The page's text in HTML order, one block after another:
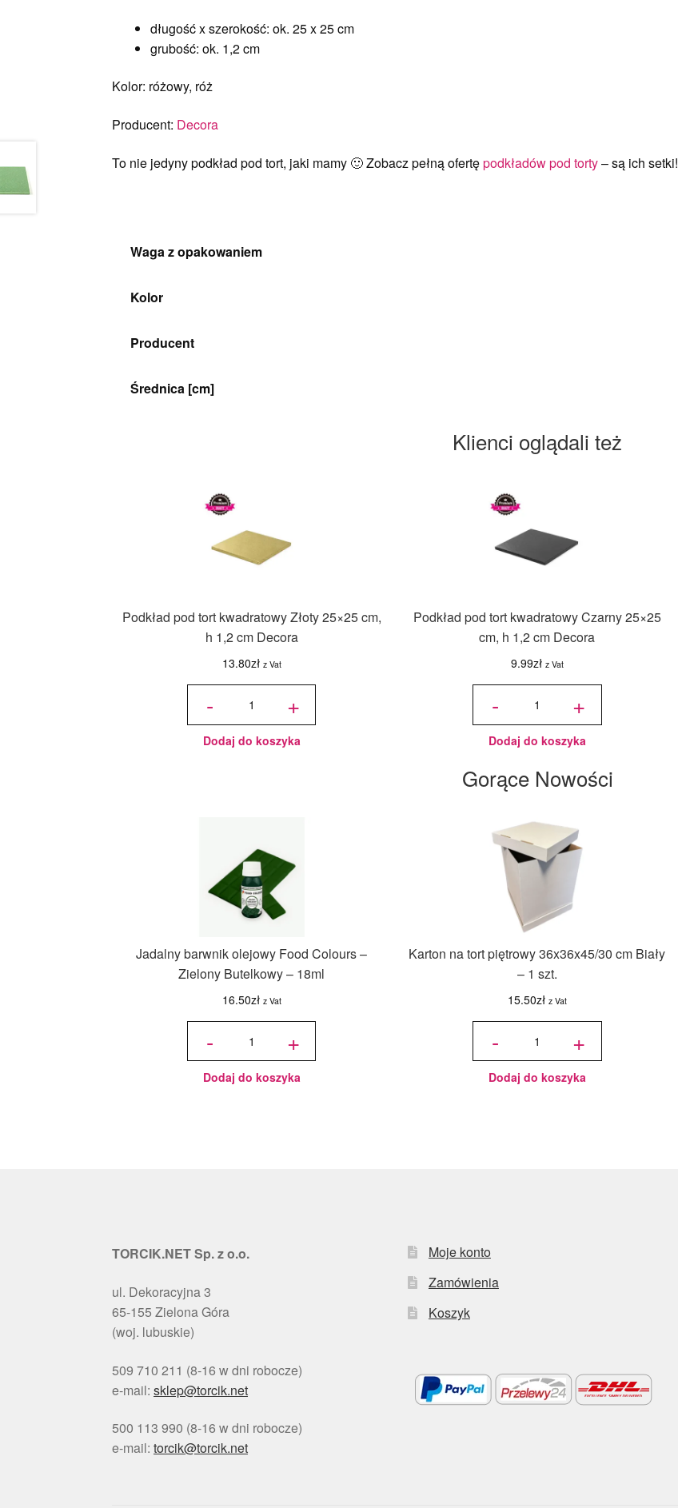
długość x szerokość: ok. 25 x 25 cm
grubość: ok. 1,2 cm
Kolor: różowy, róż
Producent: Decora
To nie jedyny podkład pod tort, jaki mamy 🙂 Zobacz pełną ofertępodkładów pod torty– są ich setki!
Waga z opakowaniem
Kolor
Producent
Średnica [cm]
Klienci oglądali też
Podkład pod tort kwadratowy Złoty 25×25 cm,
h 1,2 cm Decora
13.80zł z Vat
-
ilość
kwadratowy
Złoty 25x25 +
Dodaj do koszyka
Podkład pod tort kwadratowy Czarny 25×25
cm, h 1,2 cm Decora
9.99zł z Vat
-
ilość
kwadratowy
Czarny
Decora
+
Dodaj do koszyka
Gorące Nowości
Jadalny barwnik olejowy Food Colours –
Zielony Butelkowy – 18ml
16.50zł z Vat
-
ilość
olejowy
Food
Zielony
Butelkowy
+
Dodaj do koszyka
Karton na tort piętrowy 36x36x45/30 cm Biały
– 1 szt.
15.50zł z Vat
-
ilość Karton
36x36x45/30
cm Biały - 1 +
Dodaj do koszyka
TORCIK.NET Sp. z o.o.
ul. Dekoracyjna 3
65-155 Zielona Góra
(woj. lubuskie)
509 710 211 (8-16 w dni robocze)
e-mail:sklep@torcik.net
500 113 990 (8-16 w dni robocze)
e-mail:torcik@torcik.net
Moje konto
Zamówienia
Koszyk